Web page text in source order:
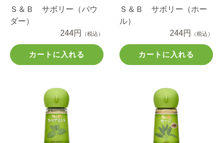
Ｓ＆Ｂ サボリー（パウ
ダー）
244円
（税込）
カートに入れる
Ｓ＆Ｂ サボリー（ホー
ル）
244円
（税込）
カートに入れる